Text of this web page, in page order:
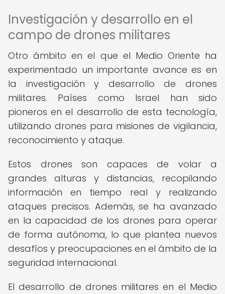
Investigación y desarrollo en el
campo de drones militares
Otro ámbito en el que el Medio Oriente ha
experimentado un importante avance es en
la investigación y desarrollo de drones
militares. Países como Israel han sido
pioneros en el desarrollo de esta tecnología,
utilizando drones para misiones de vigilancia,
reconocimiento y ataque.
Estos drones son capaces de volar a
grandes alturas y distancias, recopilando
información en tiempo real y realizando
ataques precisos. Además, se ha avanzado
en la capacidad de los drones para operar
de forma autónoma, lo que plantea nuevos
desafíos y preocupaciones en el ámbito de la
seguridad internacional.
El desarrollo de drones militares en el Medio